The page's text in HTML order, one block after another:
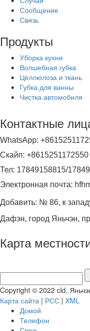
Сообщение
Связь
Продукты
Уборка кухни
Волшебная губка
Целлюлоза и ткань
Губка для ванны
Чистка автомобиля
Контактные
WhatsApp:
Скайп: +8615251172550
Тел: 17849158815/
Электронная почта:
Добавить: № 86, к
Дафэн, город Яньчэн,
Карта
Copyright © 2022 cld.
Карта сайта | РСС | XML
Домой
Телефон